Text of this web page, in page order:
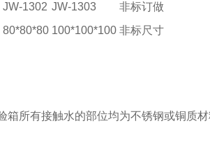
JW-1302 JW-1303
非标订做
80*80*80 100*100*100 非标尺寸
箱所有接触水的部位均为不锈钢或铜质